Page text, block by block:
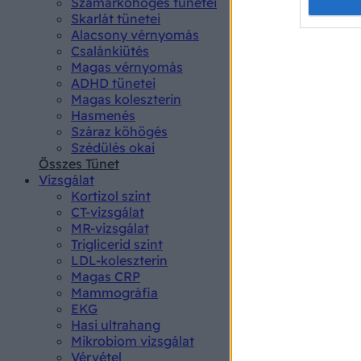
Skarlát tünetei
Alacsony vérnyomás
Csalánkiütés
Magas vérnyomás
ADHD tünetei
Magas koleszterin
Hasmenés
Száraz köhögés
Szédülés okai
Összes Tünet
Vizsgálat
Kortizol szint
CT-vizsgálat
MR-vizsgálat
Triglicerid szint
LDL-koleszterin
Magas CRP
Mammográfia
EKG
Hasi ultrahang
Mikrobiom vizsgálat
Vérvétel